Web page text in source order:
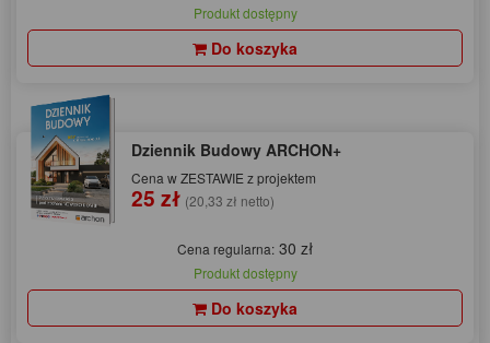
Produkt dostępny
Do koszyka
Dziennik Budowy ARCHON+
Cena w ZESTAWIE z projektem
25 zł (20,33 zł netto)
Cena regularna: 30 zł
Produkt dostępny
Do koszyka